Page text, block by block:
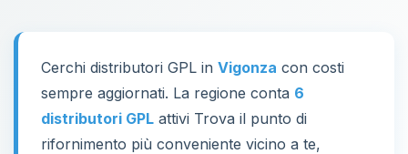
Cerchi distributori GPL in Vigonza con costi
sempre aggiornati. La regione conta 6
distributori GPL attivi Trova il punto di
rifornimento più conveniente vicino a te,